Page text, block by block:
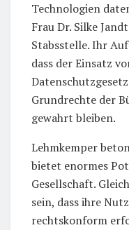
Technologien
Frau Dr. Silke
Stabsstelle. Ihr
dass der Einsatz
Grundrechte der
gewahrt bleiben.
Lehmkemper
bietet enormes
Gesellschaft.
sein, dass ihre
rechtskonform